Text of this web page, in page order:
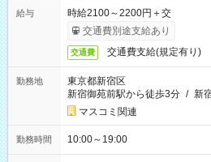
給与
時給2100～2200円＋交
交通費別途支給あり
交通費 交通費支給(規定有り)
勤務地
東京都新宿区
新宿御苑前駅から徒歩3分 / 新
マスコミ関連
勤務時間 10:00～19:00